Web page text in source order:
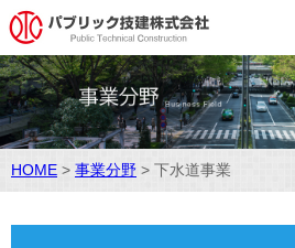
HOME > 事業分野 > 下水道事業